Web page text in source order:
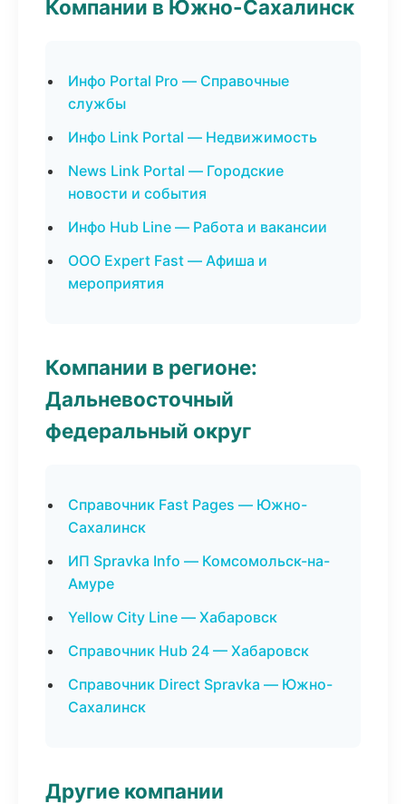
Компании в Южно-Сахалинск
Инфо Portal Pro — Справочные
службы
Инфо Link Portal — Недвижимость
News Link Portal — Городские
новости и события
Инфо Hub Line — Работа и вакансии
ООО Expert Fast — Афиша и
мероприятия
Компании в регионе:
Дальневосточный
федеральный округ
Справочник Fast Pages — Южно-
Сахалинск
ИП Spravka Info — Комсомольск-на-
Амуре
Yellow City Line — Хабаровск
Справочник Hub 24 — Хабаровск
Справочник Direct Spravka — Южно-
Сахалинск
Другие компании